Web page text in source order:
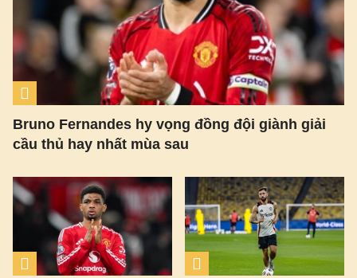
Bruno Fernandes hy vọng đồng đội giành giải
cầu thủ hay nhất mùa sau